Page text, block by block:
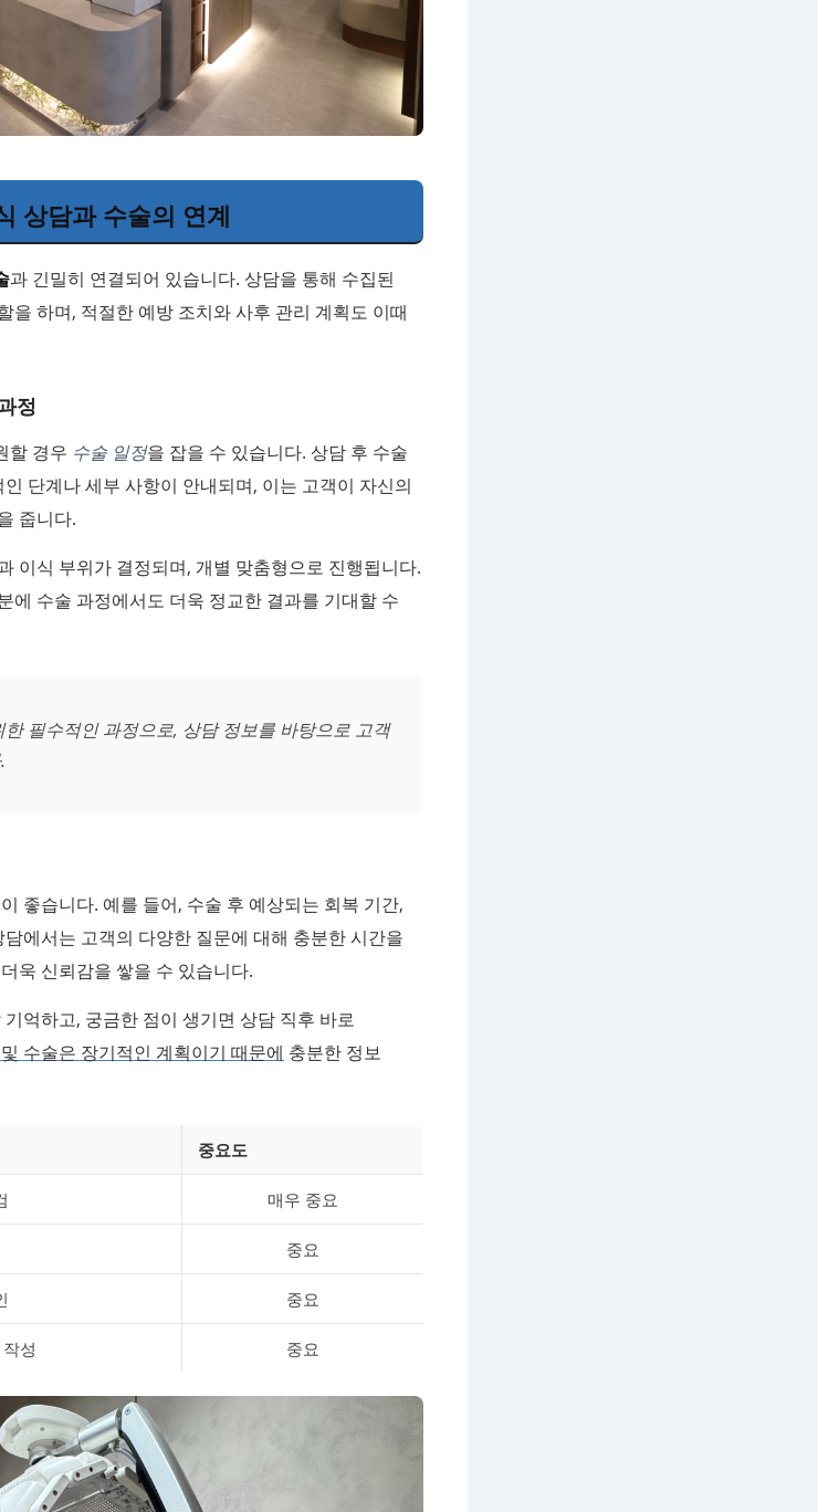
상담과 수술의 연계
과 긴밀히 연결되어 있습니다. 상담을 통해 수집된
을 하며, 적절한 예방 조치와 사후 관리 계획도 이때
정
할 경우 수술 일정을 잡을 수 있습니다. 상담 후 수술
단계나 세부 사항이 안내되며, 이는 고객이 자신의
줍니다.
이식 부위가 결정되며, 개별 맞춤형으로 진행됩니다.
에 수술 과정에서도 더욱 정교한 결과를 기대할 수
필수적인 과정으로, 상담 정보를 바탕으로 고객
좋습니다. 예를 들어, 수술 후 예상되는 회복 기간,
에서는 고객의 다양한 질문에 대해 충분한 시간을
욱 신뢰감을 쌓을 수 있습니다.
억하고, 궁금한 점이 생기면 상담 직후 바로
수술은 장기적인 계획이기 때문에 충분한 정보
중요도
매우 중요
중요
중요
성 중요